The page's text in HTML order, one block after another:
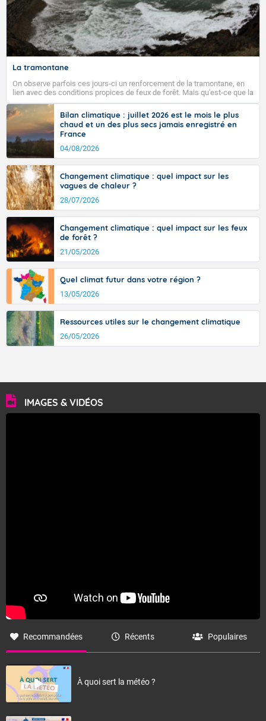
La tramontane
On observe parfois ces jours-ci un renforcement de la tramontane, en
lien avec des conditions propices de feux de forêt. Mais qu'est-ce que la
tramontane ? Quelles sont ses caractéristiques ? La tramontane est un
vent turbulent soufflant de secteur nord-ouest à nord, ou ouest à nord-
ouest, dans un secteur qui part du Roussillon à la vallée de l’Aude et à
l’ouest de l’Hérault. L’étymologie de ce vent vient du latin trasmontanus,
signifiant au-delà des monts, en allusion aux régions montagneuses
d’où provient ce vent.
Bilan climatique : juillet 2026 est le mois le plus
chaud et un des plus secs jamais enregistré en
France
04/08/2026
Changement climatique : quel impact sur les
vagues de chaleur ?
28/07/2026
Changement climatique : quel impact sur les feux
de forêt ?
21/05/2026
Quel climat futur dans votre région ?
13/05/2026
Ressources utiles sur le changement climatique
26/05/2026
IMAGES & VIDÉOS
Recommandées Récents Populaires
À quoi sert la météo ?